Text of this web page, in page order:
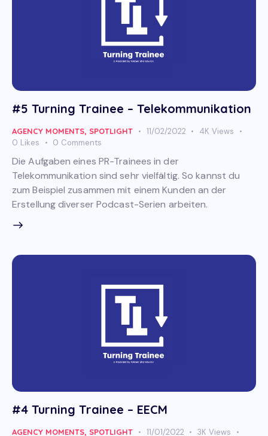
#5 Turning Trainee – Telekommunikation
AGENCY MOMENTS, SPOTLIGHT 11/02/2022 4K Views
0 Likes 0 Comments
Die Aufgaben eines PR-Trainees in der
Telekommunikation sind sehr vielfältig. So kannst du
zum Beispiel zusammen mit einem Kunden an der
Erstellung diverser Podcast-Serien arbeiten.
#4 Turning Trainee – EECM
AGENCY MOMENTS, SPOTLIGHT 11/01/2022 3K Views